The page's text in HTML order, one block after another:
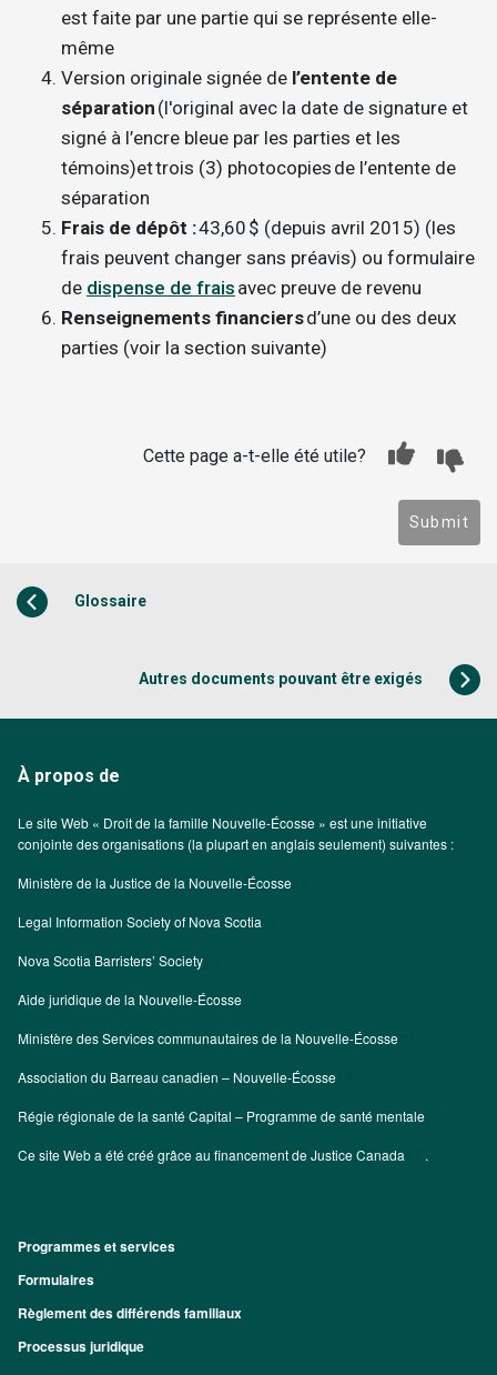
est faite par une partie qui se représente elle-
même
Version originale signée de l’entente de
séparation (l'original avec la date de signature et
signé à l’encre bleue par les parties et les
témoins)et trois (3) photocopies de l’entente de
séparation
Frais de dépôt :43,60 $ (depuis avril 2015) (les
frais peuvent changer sans préavis) ou formulaire
de dispense de frais avec preuve de revenu
Renseignements financiersd’une ou des deux
parties (voir la section suivante)
Cette page a-t-elle été utile?
Submit
Glossaire
Autres documents pouvant être exigés
À propos de
Le site Web « Droit de la famille Nouvelle-Écosse » est une initiative
conjointe des organisations (la plupart en anglais seulement) suivantes :
Ministère de la Justice de la Nouvelle-Écosse
Legal Information Society of Nova Scotia
Nova Scotia Barristers’ Society
Aide juridique de la Nouvelle-Écosse
Ministère des Services communautaires de la Nouvelle-Écosse
Association du Barreau canadien – Nouvelle-Écosse
Régie régionale de la santé Capital – Programme de santé mentale
Ce site Web a été créé grâce au financement deJustice Canada .
Footer
Programmes et services
Formulaires
Règlement des différends familiaux
Processus juridique